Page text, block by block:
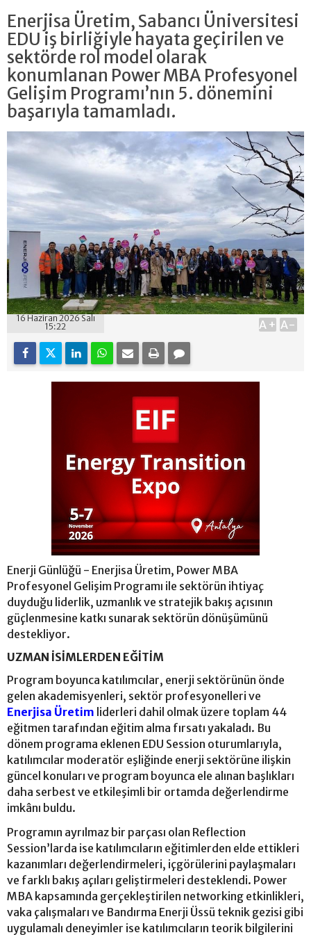
Enerjisa Üretim, Sabancı Üniversitesi
EDU iş birliğiyle hayata geçirilen ve
sektörde rol model olarak
konumlanan Power MBA Profesyonel
Gelişim Programı’nın 5. dönemini
başarıyla tamamladı.
16 Haziran 2026 Salı
15:22
A+ A-
Enerji Günlüğü - Enerjisa Üretim, Power MBA
Profesyonel Gelişim Programı ile sektörün ihtiyaç
duyduğu liderlik, uzmanlık ve stratejik bakış açısının
güçlenmesine katkı sunarak sektörün dönüşümünü
destekliyor.
UZMAN İSİMLERDEN EĞİTİM
Program boyunca katılımcılar, enerji sektörünün önde
gelen akademisyenleri, sektör profesyonelleri ve
Enerjisa Üretim liderleri dahil olmak üzere toplam 44
eğitmen tarafından eğitim alma fırsatı yakaladı. Bu
dönem programa eklenen EDU Session oturumlarıyla,
katılımcılar moderatör eşliğinde enerji sektörüne ilişkin
güncel konuları ve program boyunca ele alınan başlıkları
daha serbest ve etkileşimli bir ortamda değerlendirme
imkânı buldu.
Programın ayrılmaz bir parçası olan Reflection
Session’larda ise katılımcıların eğitimlerden elde ettikleri
kazanımları değerlendirmeleri, içgörülerini paylaşmaları
ve farklı bakış açıları geliştirmeleri desteklendi. Power
MBA kapsamında gerçekleştirilen networking etkinlikleri,
vaka çalışmaları ve Bandırma Enerji Üssü teknik gezisi gibi
uygulamalı deneyimler ise katılımcıların teorik bilgilerini